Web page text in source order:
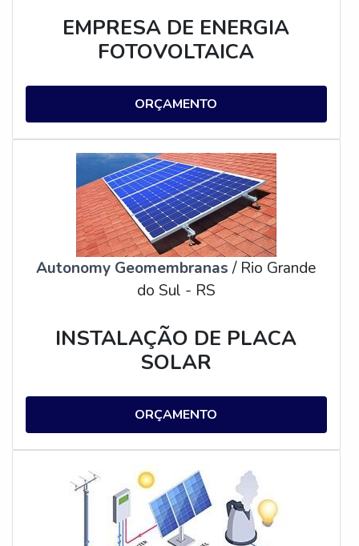
EMPRESA DE ENERGIA
FOTOVOLTAICA
ORÇAMENTO
Autonomy Geomembranas/ Rio Grande
do Sul - RS
INSTALAÇÃO DE PLACA
SOLAR
ORÇAMENTO